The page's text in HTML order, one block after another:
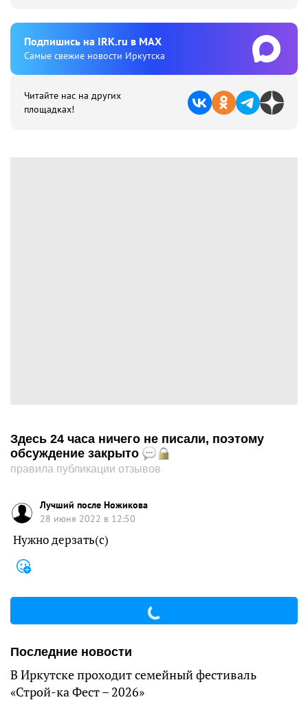
Подпишиcь на IRK.ru в MAX
Cамые свежие новости Иркутска
Читайте нас на других
площадках!
Здесь 24 часа ничего не писали, поэтому
обсуждение закрыто
правила публикации отзывов
Лучший после Ножикова
28 июня 2022 в 12:50
Нужно дерзать(с)
Последние новости
В Иркутске проходит семейный фестиваль
«Строй-ка Фест – 2026»